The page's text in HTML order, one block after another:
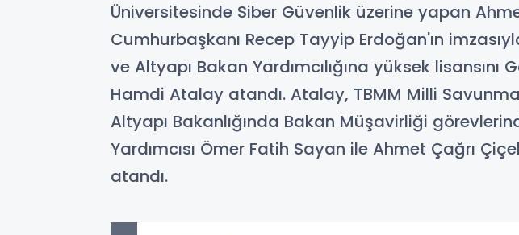
Üniversitesinde Siber Güvenlik üzerine yapan
Cumhurbaşkanı Recep Tayyip Erdoğan'ın
ve Altyapı Bakan Yardımcılığına yüksek
Hamdi Atalay atandı. Atalay, TBMM Milli
Altyapı Bakanlığında Bakan Müşavirliği
Yardımcısı Ömer Fatih Sayan ile Ahmet Çağrı
atandı.